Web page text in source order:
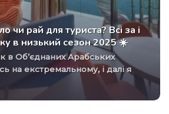
чи рай для туриста? Всі за і
в низький сезон 2025 ☀️
на екстремальному, і далі я